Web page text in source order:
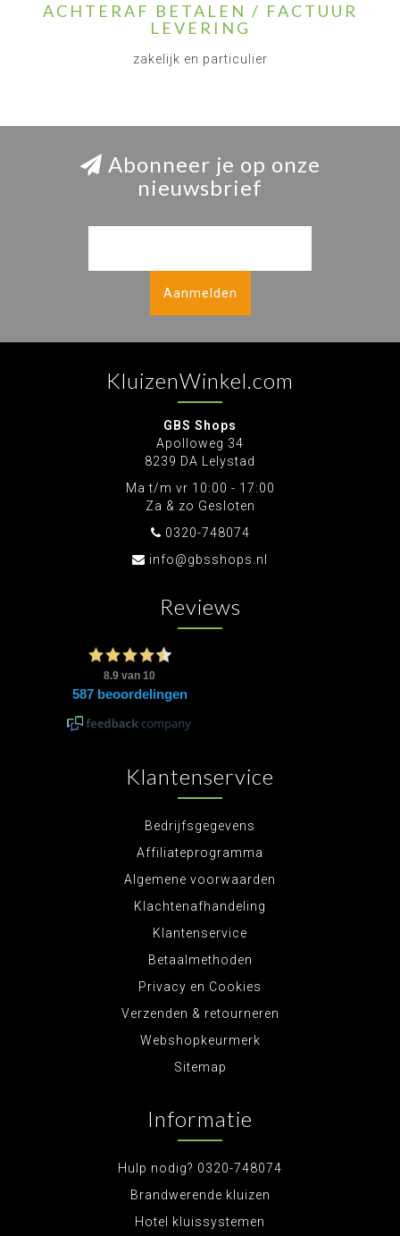
ACHTERAF BETALEN / FACTUUR
LEVERING
zakelijk en particulier
Abonneer je op onze
nieuwsbrief
Aanmelden
KluizenWinkel.com
GBS Shops
Apolloweg 34
8239 DA Lelystad
Ma t/m vr 10:00 - 17:00
Za & zo Gesloten
0320-748074
info@gbsshops.nl
Reviews
Klantenservice
Bedrijfsgegevens
Affiliateprogramma
Algemene voorwaarden
Klachtenafhandeling
Klantenservice
Betaalmethoden
Privacy en Cookies
Verzenden & retourneren
Webshopkeurmerk
Sitemap
Informatie
Hulp nodig? 0320-748074
Brandwerende kluizen
Hotel kluissystemen